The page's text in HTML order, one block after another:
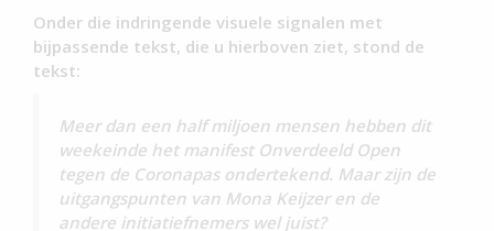
Onder die indringende visuele signalen met
bijpassende tekst, die u hierboven ziet, stond de
tekst:
Meer dan een half miljoen mensen hebben dit
weekeinde het manifest Onverdeeld Open
tegen de Coronapas ondertekend. Maar zijn de
uitgangspunten van Mona Keijzer en de
andere initiatiefnemers wel juist?